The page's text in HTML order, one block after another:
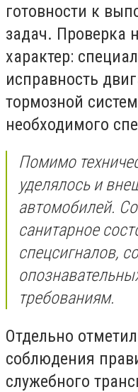
готовности к
задач. Проверка
характер:
исправность
тормозной
необходимого
Помимо
уделялось и
автомобилей.
санитарное
спецсигналов,
требованиям.
Отдельно
соблюдения
служебного